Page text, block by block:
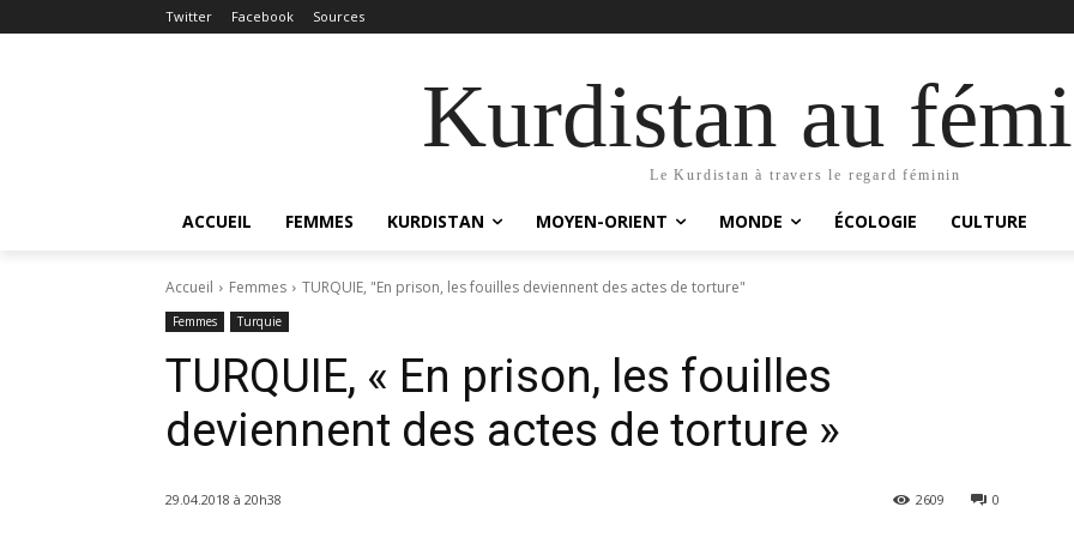
Twitter Facebook Sources
Kurdistan au
Le Kurdistan à travers le regard féminin
ACCUEIL FEMMES KURDISTAN MOYEN-ORIENT MONDE ÉCOLOGIE CULTURE
Accueil Femmes TURQUIE, "En prison, les fouilles deviennent des actes de torture"
Femmes Turquie
TURQUIE, « En prison, les fouilles
deviennent des actes de torture »
29.04.2018 à 20h38 0
2609